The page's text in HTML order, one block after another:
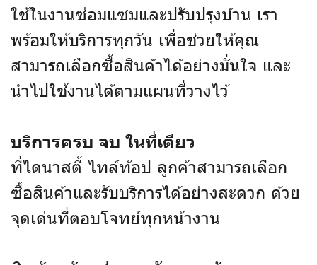
ใช้ในงานซ่อมแซมและปรับปรุงบ้าน เรา
พร้อมให้บริการทุกวัน เพื่อช่วยให้คุณ
สามารถเลือกซื้อสินค้าได้อย่างมั่นใจ และ
นำไปใช้งานได้ตามแผนที่วางไว้
บริการครบ จบ ในที่เดียว
ที่ไดนาสตี้ ไทล์ท้อป ลูกค้าสามารถเลือก
ซื้อสินค้าและรับบริการได้อย่างสะดวก ด้วย
จุดเด่นที่ตอบโจทย์ทุกหน้างาน